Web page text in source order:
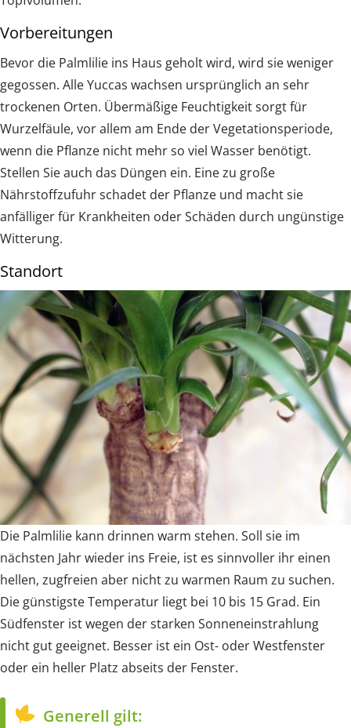
Vorbereitungen
Bevor die Palmlilie ins Haus geholt wird, wird sie weniger
gegossen. Alle Yuccas wachsen ursprünglich an sehr
trockenen Orten. Übermäßige Feuchtigkeit sorgt für
Wurzelfäule, vor allem am Ende der Vegetationsperiode,
wenn die Pflanze nicht mehr so viel Wasser benötigt.
Stellen Sie auch das Düngen ein. Eine zu große
Nährstoffzufuhr schadet der Pflanze und macht sie
anfälliger für Krankheiten oder Schäden durch ungünstige
Witterung.
Standort
Die Palmlilie kann drinnen warm stehen. Soll sie im
nächsten Jahr wieder ins Freie, ist es sinnvoller ihr einen
hellen, zugfreien aber nicht zu warmen Raum zu suchen.
Die günstigste Temperatur liegt bei 10 bis 15 Grad. Ein
Südfenster ist wegen der starken Sonneneinstrahlung
nicht gut geeignet. Besser ist ein Ost- oder Westfenster
oder ein heller Platz abseits der Fenster.
Generell gilt: